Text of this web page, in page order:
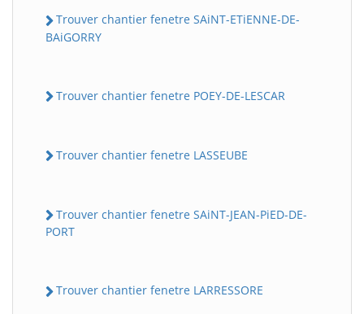
Trouver chantier fenetre SAiNT-ETiENNE-DE-
BAiGORRY
Trouver chantier fenetre POEY-DE-LESCAR
Trouver chantier fenetre LASSEUBE
Trouver chantier fenetre SAiNT-JEAN-PiED-DE-
PORT
Trouver chantier fenetre LARRESSORE